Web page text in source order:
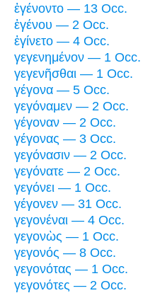
ἐγένοντο — 13 Occ.
ἐγένου — 2 Occ.
ἐγίνετο — 4 Occ.
γεγενημένον — 1 Occ.
γεγενῆσθαι — 1 Occ.
γέγονα — 5 Occ.
γεγόναμεν — 2 Occ.
γέγοναν — 2 Occ.
γέγονας — 3 Occ.
γεγόνασιν — 2 Occ.
γεγόνατε — 2 Occ.
γεγόνει — 1 Occ.
γέγονεν — 31 Occ.
γεγονέναι — 4 Occ.
γεγονὼς — 1 Occ.
γεγονός — 8 Occ.
γεγονότας — 1 Occ.
γεγονότες — 2 Occ.